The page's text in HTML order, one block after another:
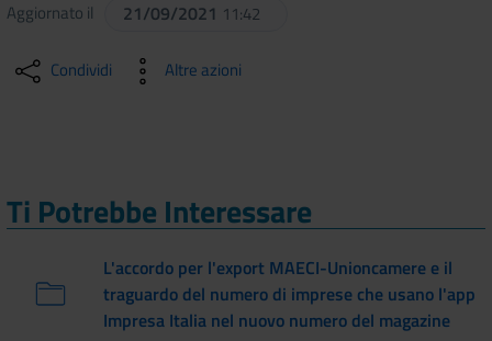
Aggiornato il 21/09/2021 11:42
Condividi Altre azioni
Ti Potrebbe Interessare
L'accordo per l'export MAECI-Unioncamere e il
traguardo del numero di imprese che usano l'app
Impresa Italia nel nuovo numero del magazine